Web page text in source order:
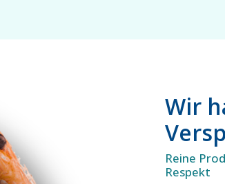
Wir
Reine
Respekt